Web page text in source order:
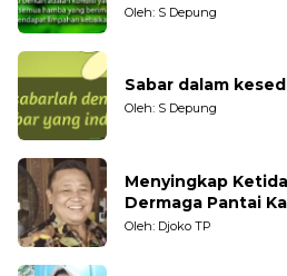
Oleh: S Depung
Sabar dalam
Oleh: S Depung
Menyingkap
Dermaga Pantai
Nelayan Tradisional
Oleh: Djoko TP